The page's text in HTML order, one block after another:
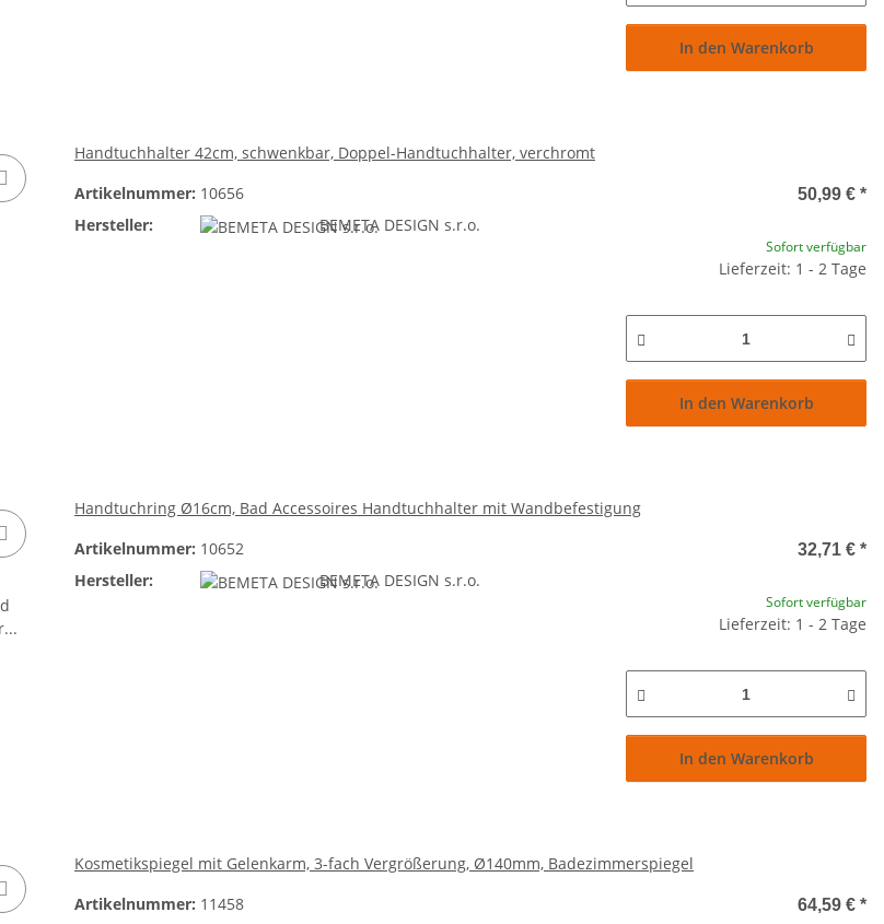
In den Warenkorb
Handtuchhalter 42cm, schwenkbar, Doppel-Handtuchhalter, verchromt
Artikelnummer: 10656
Hersteller:
BEMETA DESIGN s.r.o.
50,99 € *
Sofort verfügbar
Lieferzeit: 1 - 2 Tage
In den Warenkorb
Handtuchring Ø16cm, Bad Accessoires Handtuchhalter mit Wandbefestigung
Artikelnummer: 10652
Hersteller:
BEMETA DESIGN s.r.o.
32,71 € *
Sofort verfügbar
Lieferzeit: 1 - 2 Tage
In den Warenkorb
Kosmetikspiegel mit Gelenkarm, 3-fach Vergrößerung, Ø140mm, Badezimmerspiegel
Artikelnummer: 11458
64,59 € *